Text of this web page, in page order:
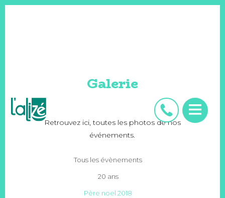
Galerie
Retrouvez ici, toutes les photos de nos
événements.
Tous les évènements
20 ans
Père noel 2018